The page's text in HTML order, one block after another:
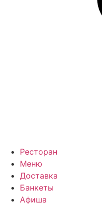
Ресторан
Меню
Доставка
Банкеты
Афиша